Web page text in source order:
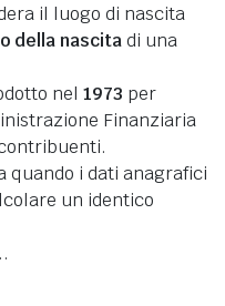
il luogo di nascita
della nascitadi una
nel 1973 per
Finanziaria
quando i dati anagrafici
un identico